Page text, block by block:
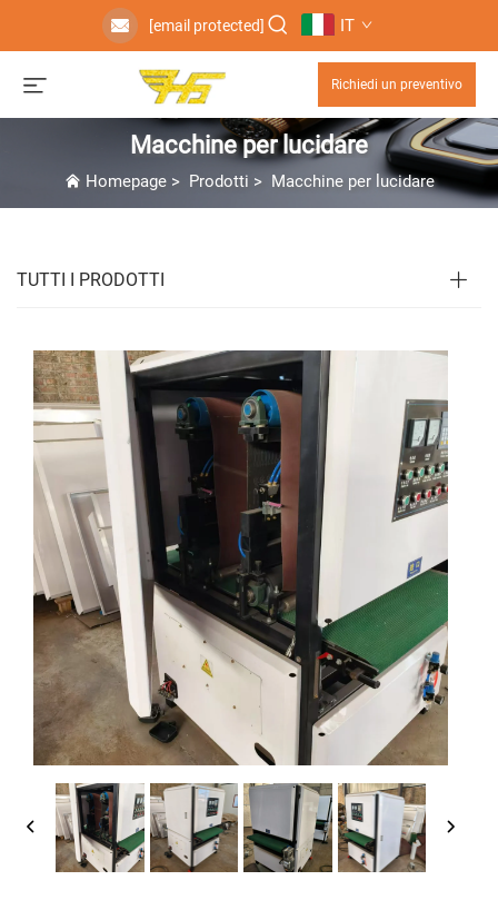
[email protected] IT
Richiedi un preventivo
Macchine per lucidare
Homepage> Prodotti > Macchine per lucidare
TUTTI I PRODOTTI